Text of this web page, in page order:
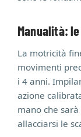
Manualità:
La motricità
movimenti
i 4 anni.
azione
mano che
allacciarsi le